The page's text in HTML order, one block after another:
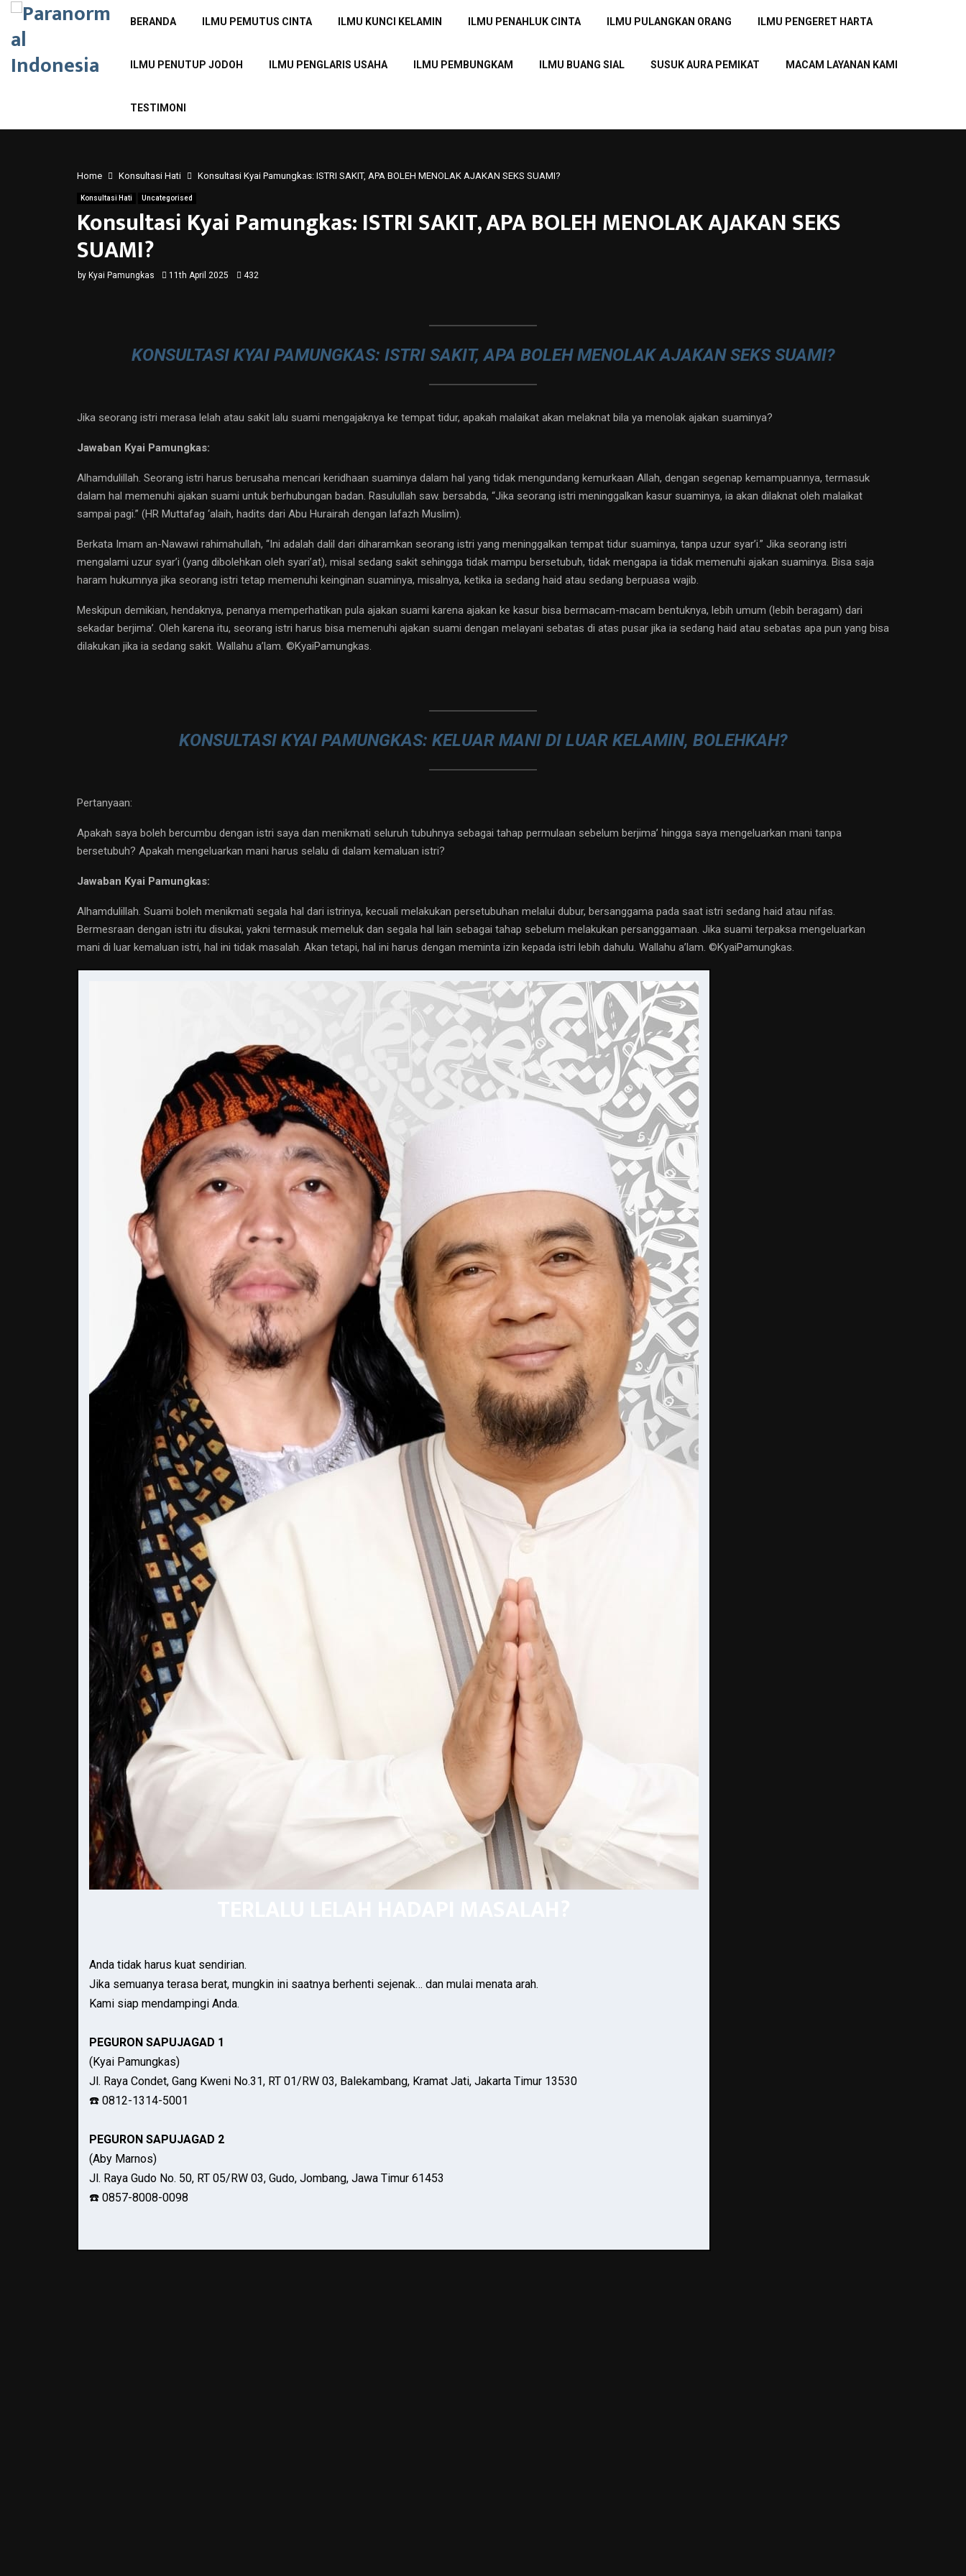
BERANDA ILMU PEMUTUS CINTA ILMU KUNCI KELAMIN ILMU PENAHLUK CINTA ILMU PULANGKAN ORANG ILMU PENGERET HARTA
ILMU PENUTUP JODOH ILMU PENGLARIS USAHA ILMU PEMBUNGKAM ILMU BUANG SIAL SUSUK AURA PEMIKAT MACAM LAYANAN KAMI
TESTIMONI
Home Konsultasi Hati Konsultasi Kyai Pamungkas: ISTRI SAKIT, APA BOLEH MENOLAK AJAKAN SEKS SUAMI?
Konsultasi Hati Uncategorised
Konsultasi Kyai Pamungkas: ISTRI SAKIT, APA BOLEH MENOLAK AJAKAN SEKS
SUAMI?
by Kyai Pamungkas 11th April 2025 432
KONSULTASI KYAI PAMUNGKAS: ISTRI SAKIT, APA BOLEH MENOLAK AJAKAN SEKS SUAMI?
Jika seorang istri merasa lelah atau sakit lalu suami mengajaknya ke tempat tidur, apakah malaikat akan melaknat bila ya menolak ajakan suaminya?
Jawaban Kyai Pamungkas:
Alhamdulillah. Seorang istri harus berusaha mencari keridhaan suaminya dalam hal yang tidak mengundang kemurkaan Allah, dengan segenap kemampuannya, termasuk
dalam hal memenuhi ajakan suami untuk berhubungan badan. Rasulullah saw. bersabda, “Jika seorang istri meninggalkan kasur suaminya, ia akan dilaknat oleh malaikat
sampai pagi.” (HR Muttafag ‘alaih, hadits dari Abu Hurairah dengan lafazh Muslim).
Berkata Imam an-Nawawi rahimahullah, “Ini adalah dalil dari diharamkan seorang istri yang meninggalkan tempat tidur suaminya, tanpa uzur syar’i.” Jika seorang istri
mengalami uzur syar’i (yang dibolehkan oleh syari’at), misal sedang sakit sehingga tidak mampu bersetubuh, tidak mengapa ia tidak memenuhi ajakan suaminya. Bisa saja
haram hukumnya jika seorang istri tetap memenuhi keinginan suaminya, misalnya, ketika ia sedang haid atau sedang berpuasa wajib.
Meskipun demikian, hendaknya, penanya memperhatikan pula ajakan suami karena ajakan ke kasur bisa bermacam-macam bentuknya, lebih umum (lebih beragam) dari
sekadar berjima’. Oleh karena itu, seorang istri harus bisa memenuhi ajakan suami dengan melayani sebatas di atas pusar jika ia sedang haid atau sebatas apa pun yang bisa
dilakukan jika ia sedang sakit. Wallahu a’lam. ©️KyaiPamungkas.
KONSULTASI KYAI PAMUNGKAS: KELUAR MANI DI LUAR KELAMIN, BOLEHKAH?
Pertanyaan:
Apakah saya boleh bercumbu dengan istri saya dan menikmati seluruh tubuhnya sebagai tahap permulaan sebelum berjima’ hingga saya mengeluarkan mani tanpa
bersetubuh? Apakah mengeluarkan mani harus selalu di dalam kemaluan istri?
Jawaban Kyai Pamungkas:
Alhamdulillah. Suami boleh menikmati segala hal dari istrinya, kecuali melakukan persetubuhan melalui dubur, bersanggama pada saat istri sedang haid atau nifas.
Bermesraan dengan istri itu disukai, yakni termasuk memeluk dan segala hal lain sebagai tahap sebelum melakukan persanggamaan. Jika suami terpaksa mengeluarkan
mani di luar kemaluan istri, hal ini tidak masalah. Akan tetapi, hal ini harus dengan meminta izin kepada istri lebih dahulu. Wallahu a’lam. ©️KyaiPamungkas.
Anda tidak harus kuat sendirian.
Jika semuanya terasa berat, mungkin ini saatnya berhenti sejenak… dan mulai menata arah.
Kami siap mendampingi Anda.
PEGURON SAPUJAGAD 1
(Kyai Pamungkas)
Jl. Raya Condet, Gang Kweni No.31, RT 01/RW 03, Balekambang, Kramat Jati, Jakarta Timur 13530
☎️ 0812-1314-5001
PEGURON SAPUJAGAD 2
(Aby Marnos)
Jl. Raya Gudo No. 50, RT 05/RW 03, Gudo, Jombang, Jawa Timur 61453
☎️ 0857-8008-0098